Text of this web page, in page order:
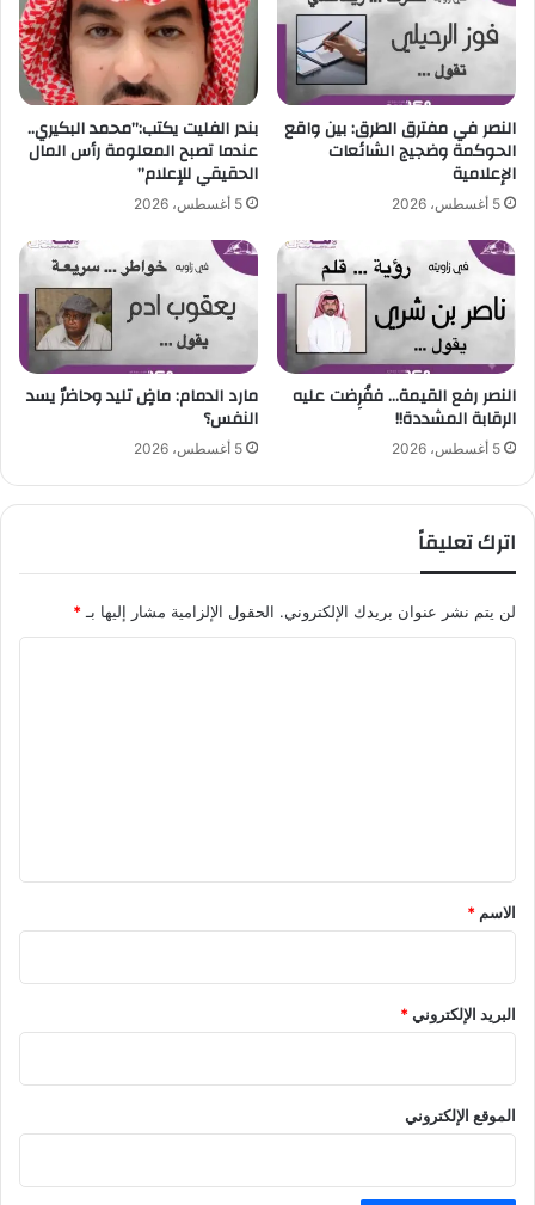
ل
ب
ا
ر
‎النصر في مفترق الطرق: بين واقع
الحوكمة وضجيج الشائعات
الإعلامية
5 أغسطس، 2026
بندر الفليت يكتب:”محمد البكيري..
عندما تصبح المعلومة رأس المال
الحقيقي للإعلام”
5 أغسطس، 2026
النصر رفع القيمة… ففُرِضت عليه
الرقابة المشددة!!
5 أغسطس، 2026
مارد الدمام: ماضٍ تليد وحاضرٌ يسد
النفس؟
5 أغسطس، 2026
اترك تعليقاً
لن يتم نشر عنوان بريدك الإلكتروني. الحقول الإلزامية مشار إليها بـ*
*
الاسم *
البريد الإلكتروني*
الموقع الإلكتروني